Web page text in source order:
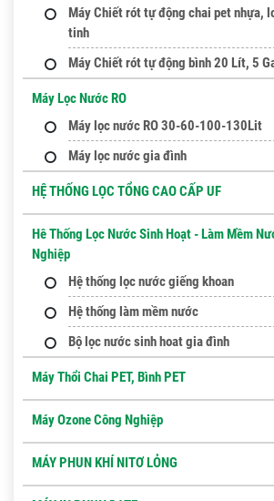
Máy Chiết rót tự động chai pet nhựa,
tinh
Máy Chiết rót tự động bình 20 Lít, 5
Máy Lọc Nước RO
Máy lọc nước RO 30-60-100-130Lit
Máy lọc nước gia đình
HỆ THỐNG LỌC TỔNG CAO CẤP UF
Hê Thống Lọc Nước Sinh Hoạt - Làm Mềm
Nghiệp
Hệ thống lọc nước giếng khoan
Hệ thống làm mềm nước
Bộ lọc nước sinh hoat gia đình
Máy Thổi Chai PET, Bình PET
Máy Ozone Công Nghiệp
MÁY PHUN KHÍ NITƠ LỎNG